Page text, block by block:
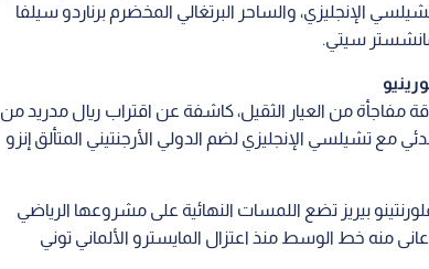
الإنجليزي، والساحر البرتغالي المخضرم برناردو سيلفا
مانشستر سيتي.
من العيار الثقيل، كاشفة عن اقتراب ريال مدريد من
تشيلسي الإنجليزي لضم الدولي الأرجنتيني المتألق إنزو
بيريز تضع اللمسات النهائية على مشروعها الرياضي
عانى منه خط الوسط منذ اعتزال المايسترو الألماني توني